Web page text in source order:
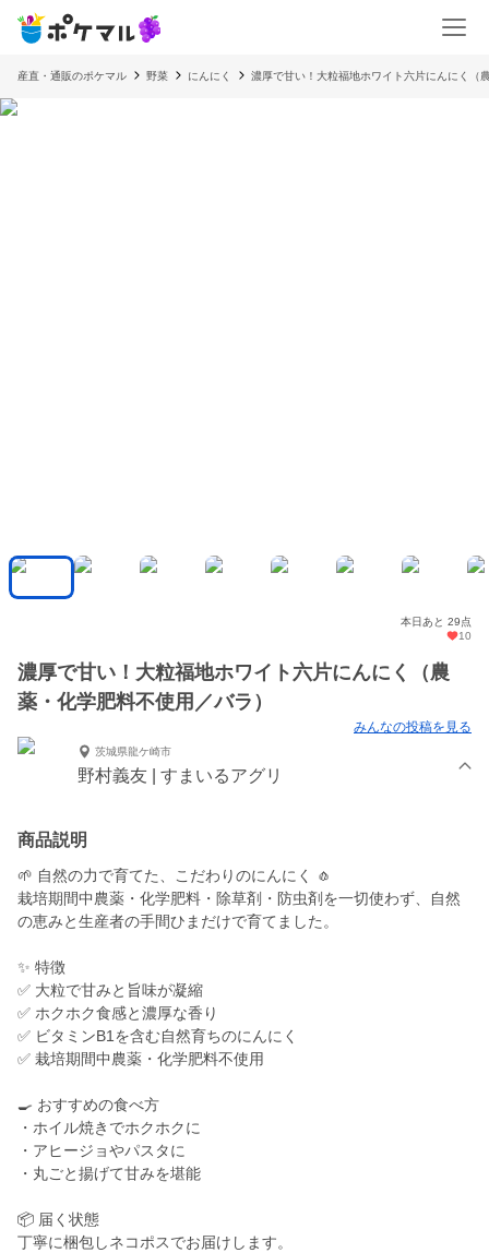
産直・通販のポケマル 野菜 にんにく 濃厚で甘い！大粒福地ホワイト六片にんにく（
本日あと 29点
10
濃厚で甘い！大粒福地ホワイト六片にんにく（農
薬・化学肥料不使用／バラ）
みんなの投稿を見る
茨城県龍ケ崎市
野村義友 | すまいるアグリ
商品説明
🌱 自然の力で育てた、こだわりのにんにく 🧄
栽培期間中農薬・化学肥料・除草剤・防虫剤を一切使わず、自然
の恵みと生産者の手間ひまだけで育てました。
✨ 特徴
✅ 大粒で甘みと旨味が凝縮
✅ ホクホク食感と濃厚な香り
✅ ビタミンB1を含む自然育ちのにんにく
✅ 栽培期間中農薬・化学肥料不使用
🍳 おすすめの食べ方
・ホイル焼きでホクホクに
・アヒージョやパスタに
・丸ごと揚げて甘みを堪能
📦 届く状態
丁寧に梱包しネコポスでお届けします。